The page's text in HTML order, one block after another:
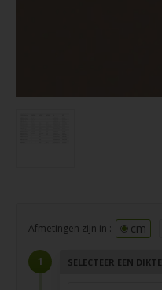
Afmetingen zijn in : cm
SELECTEER EEN DIKTE